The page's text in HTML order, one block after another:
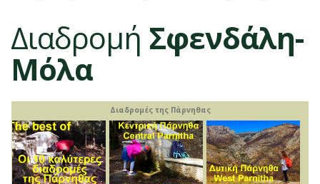
Διαδρομή Σφενδάλη-
Μόλα
Διαδρομές της Πάρνηθας